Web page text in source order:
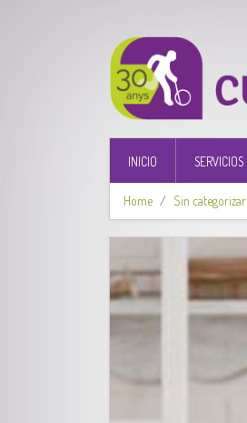
INICIO SERVICIOS
Home Sin categorizar